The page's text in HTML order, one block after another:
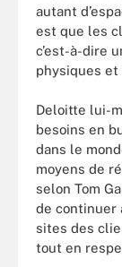
autant
est que les
c’est-à-dire
physiques et
Deloitte lui-
besoins en
dans le
moyens de
selon Tom
de continuer
sites des
tout en